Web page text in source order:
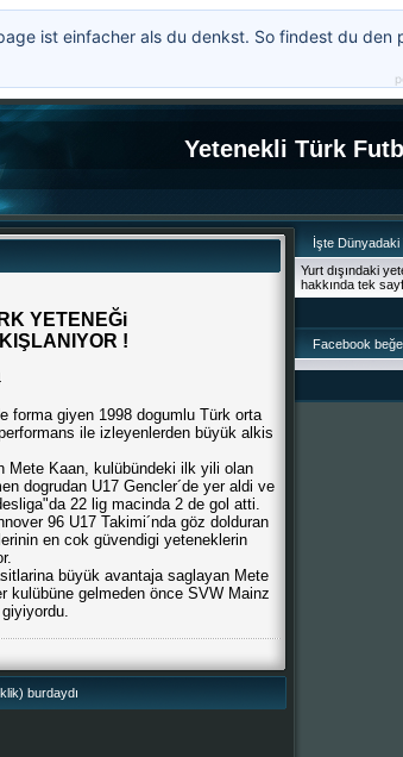
Yetenekli Türk
YETENEĞi
!
forma giyen 1998 dogumlu Türk orta
ile izleyenlerden büyük alkis
Mete Kaan, kulübündeki ilk yili olan
dogrudan U17 Gencler´de yer aldi ve
22 lig macinda 2 de gol atti.
96 U17 Takimi´nda göz dolduran
en cok güvendigi yeteneklerin
büyük avantaja saglayan Mete
kulübüne gelmeden önce SVW Mainz
burdaydı
İşte
Yurt dışındaki
hakkında tek
Facebook
ist einfacher als du denkst. So findest du den